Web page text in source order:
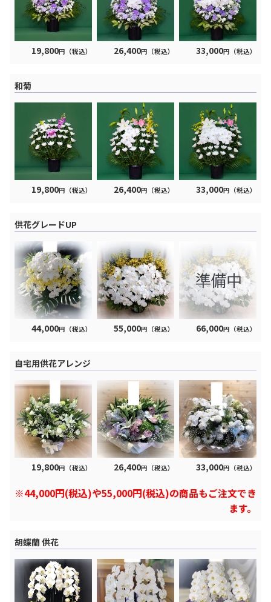
19,800円（税込） 26,400円（税込） 33,000円（税込）
和菊
19,800円（税込） 26,400円（税込） 33,000円（税込）
供花グレードUP
44,000円（税込） 55,000円（税込） 66,000円（税込）
自宅用供花アレンジ
19,800円（税込） 26,400円（税込） 33,000円（税込）
※44,000円(税込)や55,000円(税込)の商品もご注文でき
ます。
胡蝶蘭 供花